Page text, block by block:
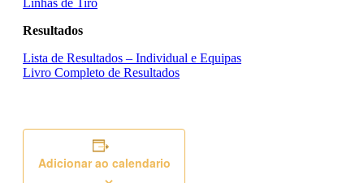
Linhas de Tiro
Resultados
Lista de Resultados – Individual e Equipas
Livro Completo de Resultados
Adicionar ao calendario